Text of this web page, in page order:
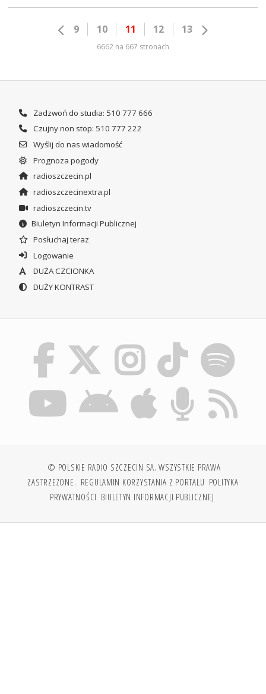
9 10 11 12 13
6662 na 667 stronach
Zadzwoń do studia: 510 777 666
Czujny non stop: 510 777 222
Wyślij do nas wiadomość
Prognoza pogody
radioszczecin.pl
radioszczecinextra.pl
radioszczecin.tv
Biuletyn Informacji Publicznej
Posłuchaj teraz
Logowanie
DUŻA CZCIONKA
DUŻY KONTRAST
© POLSKIE RADIO SZCZECIN SA. WSZYSTKIE PRAWA
ZASTRZEŻONE. REGULAMIN KORZYSTANIA Z PORTALU POLITYKA
PRYWATNOŚCI BIULETYN INFORMACJI PUBLICZNEJ